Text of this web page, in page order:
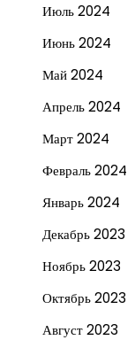
Июль 2024
Июнь 2024
Май 2024
Апрель 2024
Март 2024
Февраль 2024
Январь 2024
Декабрь 2023
Ноябрь 2023
Октябрь 2023
Август 2023